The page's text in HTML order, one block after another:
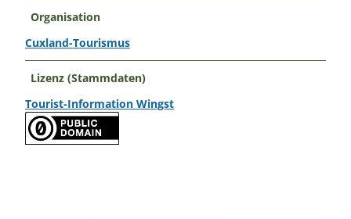
Organisation
Cuxland-Tourismus
Lizenz (Stammdaten)
Tourist-Information Wingst